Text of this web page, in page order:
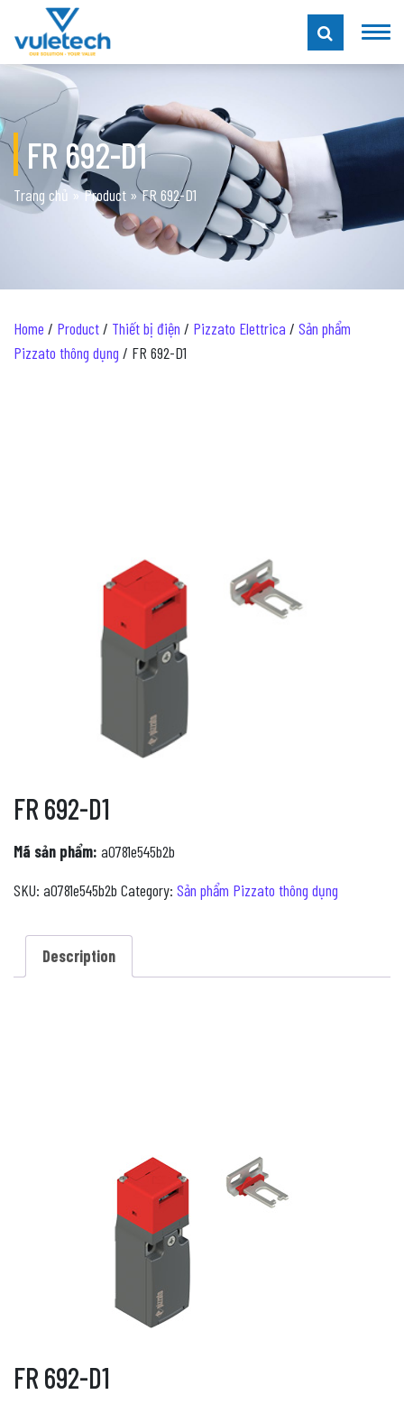
FR 692-D1
Trang chủ »Product »FR 692-D1
Home / Product/ Thiết bị điện / Pizzato Elettrica / Sản phẩm
Pizzato thông dụng / FR 692-D1
FR 692-D1
Mã sản phẩm: a0781e545b2b
SKU: a0781e545b2b Category: Sản phẩm Pizzato thông dụng
Description
FR 692-D1